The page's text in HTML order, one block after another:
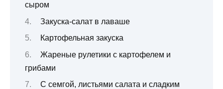
сыром
Закуска-салат в лаваше
Картофельная закуска
Жареные рулетики с картофелем и
грибами
С семгой, листьями салата и сладким